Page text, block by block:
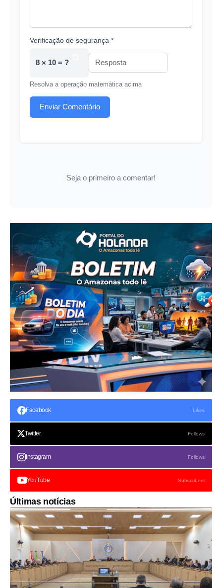
Verificação de segurança *
8 × 10 = ?
Resolva a operação matemática acima
Enviar Comentário
Seja o primeiro a comentar!
Facebook Likes
Twitter Follows
Instagram Follows
YouTube Subscribers
Últimas notícias